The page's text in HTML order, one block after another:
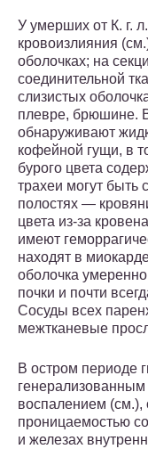
У умерших от К. г.
кровоизлияния
оболочках; на
соединительной
слизистых
плевре, брюшине.
обнаруживают
кофейной гущи, в
бурого цвета
трахеи могут быть
полостях —
цвета из-за
имеют
находят в
оболочка
почки и почти
Сосуды всех
межтканевые
В остром периоде
генерализованным
воспалением
проницаемостью
и железах